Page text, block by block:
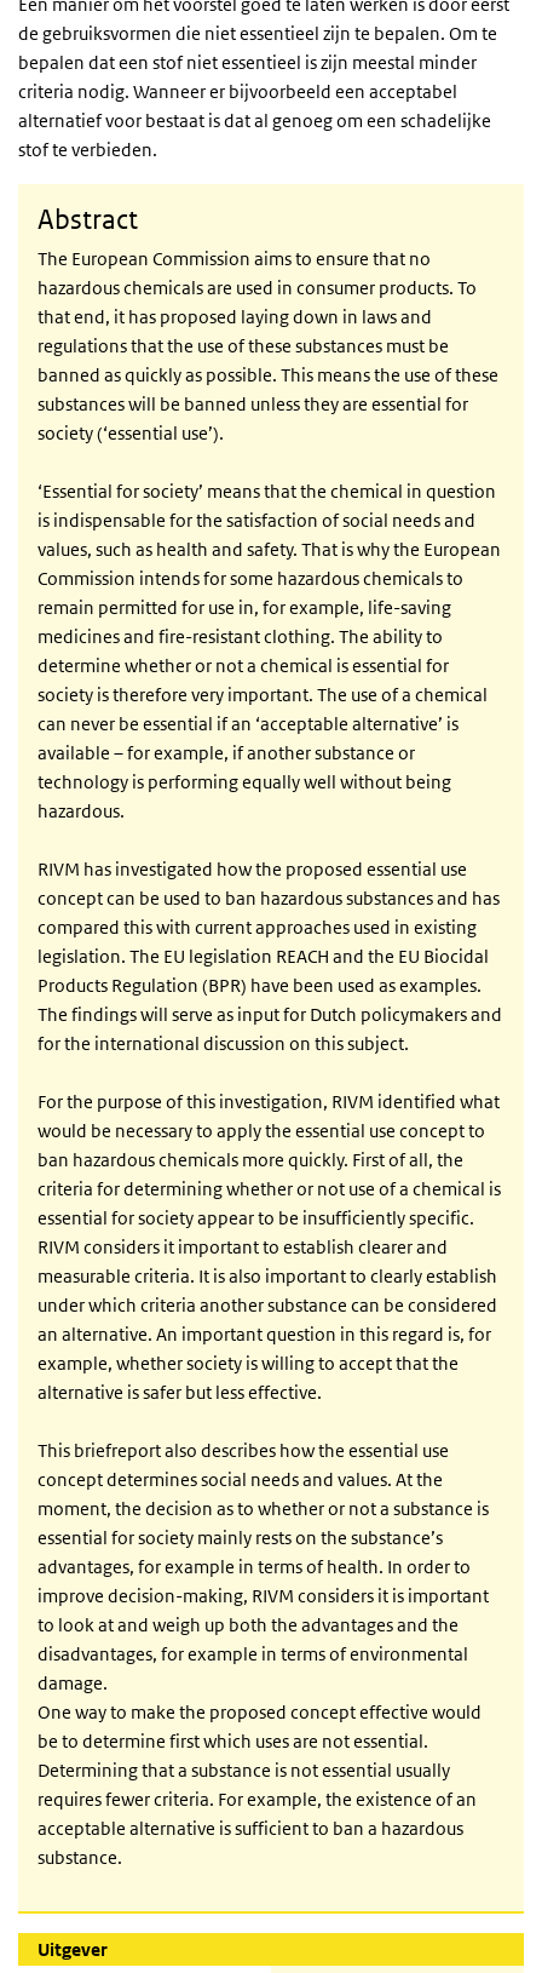
Een manier om het voorstel goed te laten werken is door eerst
de gebruiksvormen die niet essentieel zijn te bepalen. Om te
bepalen dat een stof niet essentieel is zijn meestal minder
criteria nodig. Wanneer er bijvoorbeeld een acceptabel
alternatief voor bestaat is dat al genoeg om een schadelijke
stof te verbieden.
Abstract
The European Commission aims to ensure that no
hazardous chemicals are used in consumer products. To
that end, it has proposed laying down in laws and
regulations that the use of these substances must be
banned as quickly as possible. This means the use of these
substances will be banned unless they are essential for
society (‘essential use’).
‘Essential for society’ means that the chemical in question
is indispensable for the satisfaction of social needs and
values, such as health and safety. That is why the European
Commission intends for some hazardous chemicals to
remain permitted for use in, for example, life-saving
medicines and fire-resistant clothing. The ability to
determine whether or not a chemical is essential for
society is therefore very important. The use of a chemical
can never be essential if an ‘acceptable alternative’ is
available – for example, if another substance or
technology is performing equally well without being
hazardous.
RIVM has investigated how the proposed essential use
concept can be used to ban hazardous substances and has
compared this with current approaches used in existing
legislation. The EU legislation REACH and the EU Biocidal
Products Regulation (BPR) have been used as examples.
The findings will serve as input for Dutch policymakers and
for the international discussion on this subject.
For the purpose of this investigation, RIVM identified what
would be necessary to apply the essential use concept to
ban hazardous chemicals more quickly. First of all, the
criteria for determining whether or not use of a chemical is
essential for society appear to be insufficiently specific.
RIVM considers it important to establish clearer and
measurable criteria. It is also important to clearly establish
under which criteria another substance can be considered
an alternative. An important question in this regard is, for
example, whether society is willing to accept that the
alternative is safer but less effective.
This briefreport also describes how the essential use
concept determines social needs and values. At the
moment, the decision as to whether or not a substance is
essential for society mainly rests on the substance’s
advantages, for example in terms of health. In order to
improve decision-making, RIVM considers it is important
to look at and weigh up both the advantages and the
disadvantages, for example in terms of environmental
damage.
One way to make the proposed concept effective would
be to determine first which uses are not essential.
Determining that a substance is not essential usually
requires fewer criteria. For example, the existence of an
acceptable alternative is sufficient to ban a hazardous
substance.
Uitgever